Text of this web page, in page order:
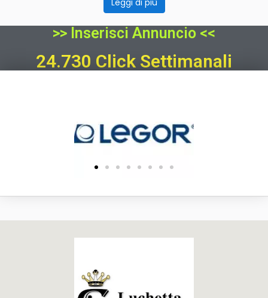
Leggi di più
>> Inserisci Annuncio <<
24.730 Click Settimanali